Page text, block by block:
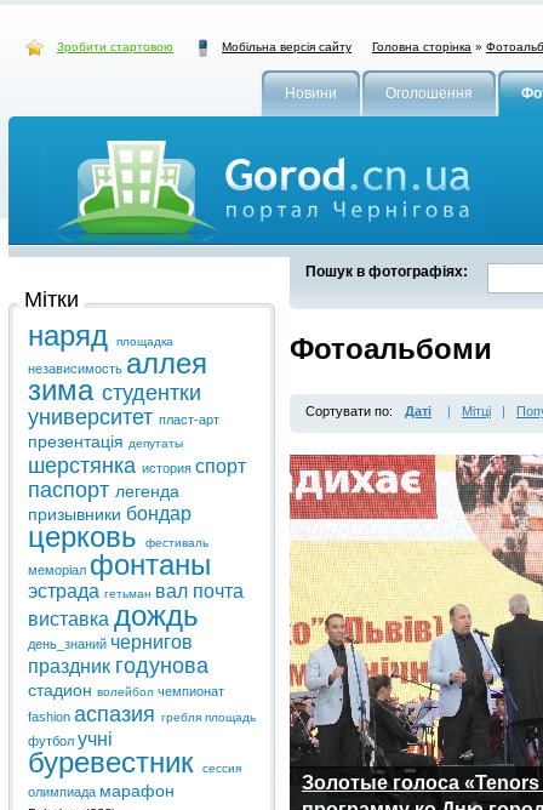
Зробити стартовою Мобільна версія сайту Головна сторінка »
Новини Оголошення
Пошук в фотографіях:
Фотоальбоми
Сортувати по: Даті | Мітці |
Золотые голоса
Мітки
наряд площадка
независимость аллея
зима студентки
университет пласт-арт
презентація депутаты
шерстянка история спорт
паспорт легенда
призывники бондар
церковь фестиваль
меморіал фонтаны
эстрада гетьман вал почта
виставка дождь
день_знаний чернигов
праздник годунова
стадион волейбол чемпионат
fashion аспазия гребля площадь
футбол учні
буревестник сессия
олимпиада марафон